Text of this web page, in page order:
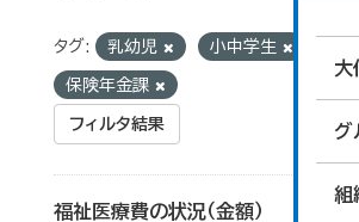
大
グ
組
タグ: 乳幼児 小中学生
保険年金課
フィルタ結果
福祉医療費の状況（金額）